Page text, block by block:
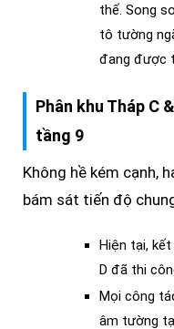
thế. Song
tô tường
đang được
Phân khu Tháp C
tầng 9
Không hề kém cạnh,
bám sát tiến độ
Hiện tại,
D đã thi
Mọi công
âm tường